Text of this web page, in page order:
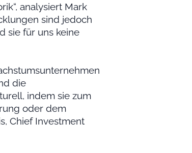
analysiert Mark
sind jedoch
sie für uns keine
die
indem sie zum
oder dem
Chief Investment